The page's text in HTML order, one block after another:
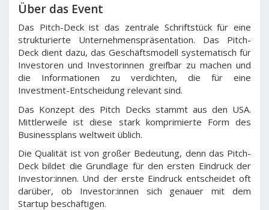
Über das Event
Das Pitch-Deck ist das zentrale Schriftstück für eine
strukturierte Unternehmenspräsentation. Das Pitch-
Deck dient dazu, das Geschäftsmodell systematisch für
Investoren und Investorinnen greifbar zu machen und
die Informationen zu verdichten, die für eine
Investment-Entscheidung relevant sind.
Das Konzept des Pitch Decks stammt aus den USA.
Mittlerweile ist diese stark komprimierte Form des
Businessplans weltweit üblich.
Die Qualität ist von großer Bedeutung, denn das Pitch-
Deck bildet die Grundlage für den ersten Eindruck der
Investor:innen. Und der erste Eindruck entscheidet oft
darüber, ob Investor:innen sich genauer mit dem
Startup beschäftigen.